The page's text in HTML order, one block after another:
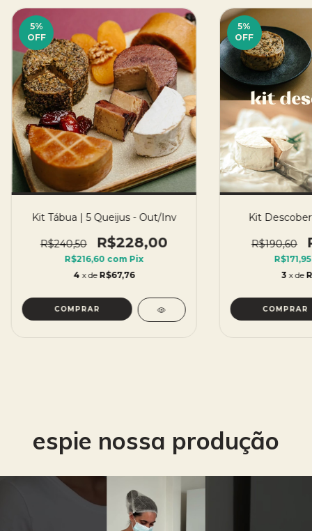
5%
OFF
Kit Tábua | 5 Queijus - Out/Inv
R$240,50 R$228,00
R$216,60 com Pix
4 x de R$67,76
5%
OFF
Kit
R$190,60
3 x de
espie nossa produção